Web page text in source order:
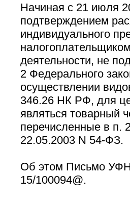
Начиная с 21 июля
подтверждением
индивидуального
деятельности, не
2 Федерального
осуществлении
346.26 НК РФ, для
являться товарный
перечисленные в п.
22.05.2003 N 54-ФЗ.
Об этом Письмо
15/100094@.